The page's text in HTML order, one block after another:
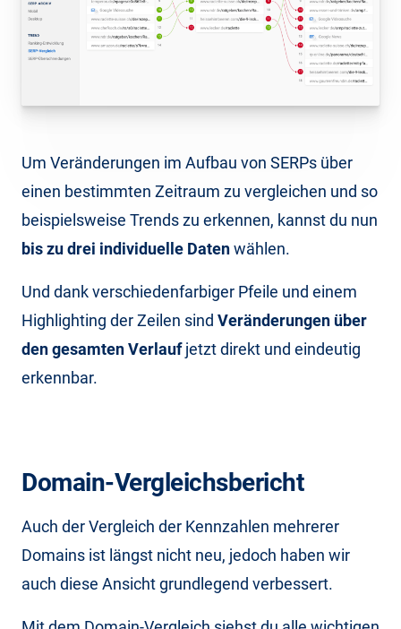
Um Veränderungen im Aufbau von SERPs über
einen bestimmten Zeitraum zu vergleichen und so
beispielsweise Trends zu erkennen, kannst du nun
bis zu drei individuelle Datenwählen.
Und dank verschiedenfarbiger Pfeile und einem
Highlighting der Zeilen sind Veränderungen über
den gesamten Verlaufjetzt direkt und eindeutig
erkennbar.
Domain-Vergleichsbericht
Auch der Vergleich der Kennzahlen mehrerer
Domains ist längst nicht neu, jedoch haben wir
auch diese Ansicht grundlegend verbessert.